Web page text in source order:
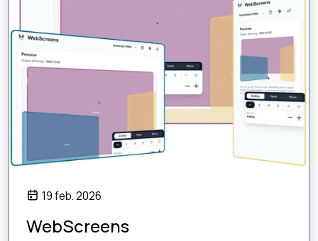
19 feb. 2026
WebScreens